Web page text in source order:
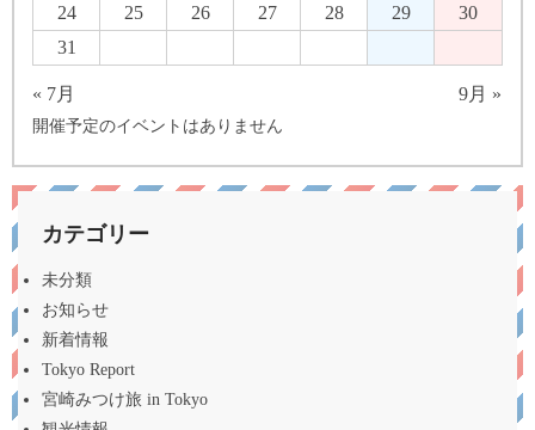
24
25 26 27 28 29
30
31
« 7月 9月 »
開催予定のイベントはありません
カテゴリー
未分類
お知らせ
新着情報
Tokyo Report
宮崎みつけ旅 in Tokyo